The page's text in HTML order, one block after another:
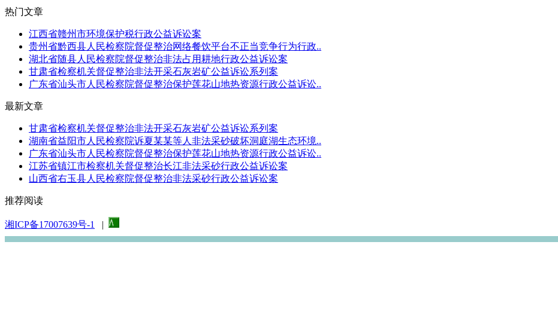
热门文章
江西省赣州市环境保护税行政公益诉讼案
贵州省黔西县人民检察院督促整治网络餐饮平台不正当竞争行为行政..
湖北省随县人民检察院督促整治非法占用耕地行政公益诉讼案
甘肃省检察机关督促整治非法开采石灰岩矿公益诉讼系列案
广东省汕头市人民检察院督促整治保护莲花山地热资源行政公益诉讼..
最新文章
甘肃省检察机关督促整治非法开采石灰岩矿公益诉讼系列案
湖南省益阳市人民检察院诉夏某某等人非法采砂破坏洞庭湖生态环境..
广东省汕头市人民检察院督促整治保护莲花山地热资源行政公益诉讼..
江苏省镇江市检察机关督促整治长江非法采砂行政公益诉讼案
山西省右玉县人民检察院督促整治非法采砂行政公益诉讼案
推荐阅读
湘ICP备17007639号-1 |